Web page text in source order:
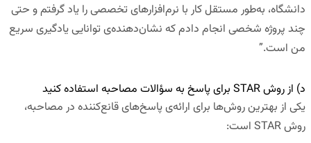
دانشگاه، به‌طور مستقل کار با نرم‌افزارهای تخصصی را یاد گرفتم و حتی
چند پروژه شخصی انجام دادم که نشان‌دهنده‌ی توانایی یادگیری سریع
من است.”
د) از روش STAR برای پاسخ به سؤالات مصاحبه استفاده کنید
یکی از بهترین روش‌ها برای ارائه‌ی پاسخ‌های قانع‌کننده در مصاحبه،
روش
است: